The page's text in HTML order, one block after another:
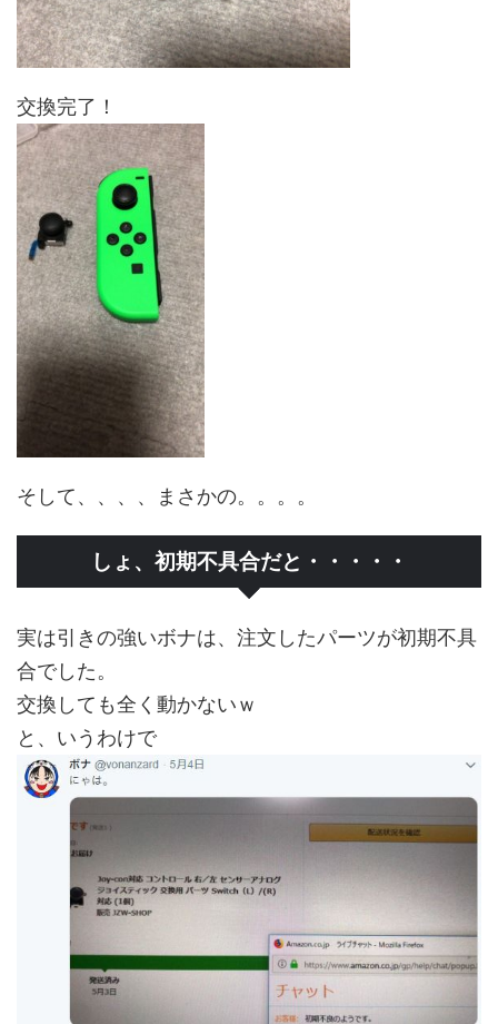
交換完了！
そして、、、、まさかの。。。。
しょ、初期不具合だと・・・・・
実は引きの強いボナは、注文したパーツが初期不具
合でした。
交換しても全く動かないｗ
と、いうわけで